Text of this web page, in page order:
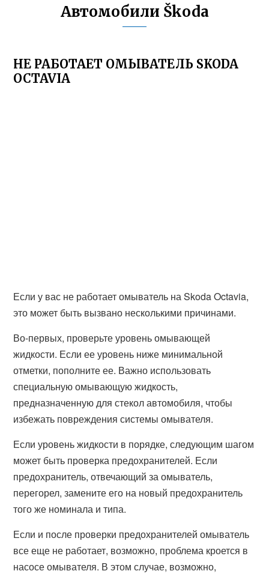
Автомобили Škoda
НЕ РАБОТАЕТ ОМЫВАТЕЛЬ SKODA
OCTAVIA
Если у вас не работает омыватель на Skoda Octavia,
это может быть вызвано несколькими причинами.
Во-первых, проверьте уровень омывающей
жидкости. Если ее уровень ниже минимальной
отметки, пополните ее. Важно использовать
специальную омывающую жидкость,
предназначенную для стекол автомобиля, чтобы
избежать повреждения системы омывателя.
Если уровень жидкости в порядке, следующим шагом
может быть проверка предохранителей. Если
предохранитель, отвечающий за омыватель,
перегорел, замените его на новый предохранитель
того же номинала и типа.
Если и после проверки предохранителей омыватель
все еще не работает, возможно, проблема кроется в
насосе омывателя. В этом случае, возможно,